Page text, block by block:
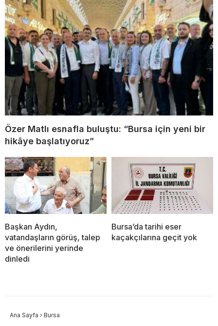
Özer Matlı esnafla buluştu: “Bursa için yeni bir
hikâye başlatıyoruz”
Başkan Aydın,
vatandaşların görüş, talep
ve önerilerini yerinde
dinledi
Bursa’da tarihi eser
kaçakçılarına geçit yok
Ana Sayfa › Bursa